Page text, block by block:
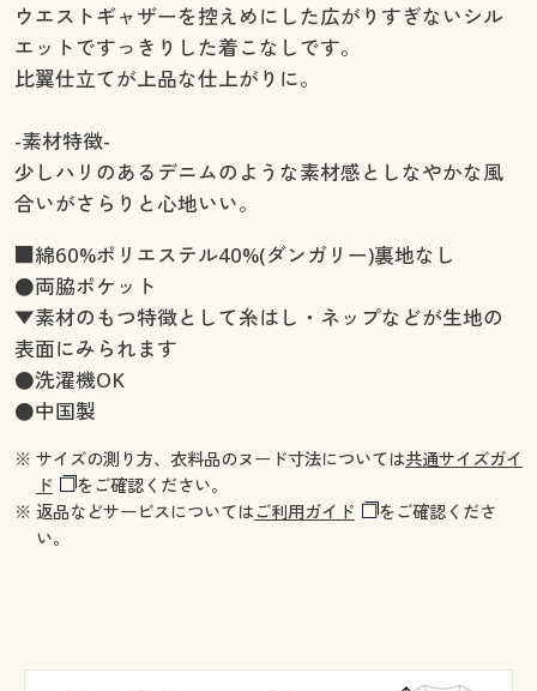
ウエストギャザーを控えめにした広がりすぎないシル
エットですっきりした着こなしです。
比翼仕立てが上品な仕上がりに。
-素材特徴-
少しハリのあるデニムのような素材感としなやかな風
合いがさらりと心地いい。
■綿60%ポリエステル40%(ダンガリー)裏地なし
●両脇ポケット
▼素材のもつ特徴として糸はし・ネップなどが生地の
表面にみられます
●洗濯機OK
●中国製
※ サイズの測り方、衣料品のヌード寸法については共通サイズガイ
ド
をご確認ください。
※ 返品などサービスについてはご利用ガイド
をご確認くださ
い。